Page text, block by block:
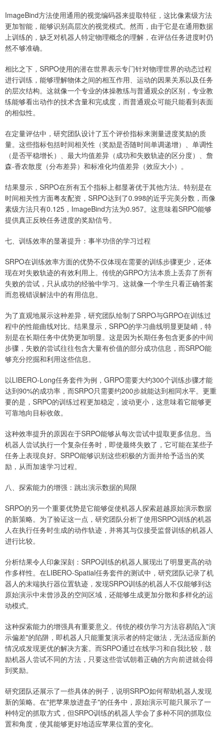
ImageBind方法使用通用的视觉编码器来提取特征，这比像素级方法
更加智能，能够识别高层次的视觉模式。然而，由于它是在通用数据
上训练的，缺乏对机器人特定物理概念的理解，在评估任务进度时仍
然不够准确。
相比之下，SRPO使用的潜在世界表示专门针对物理世界的动态过程
进行训练，能够理解物体之间的相互作用、运动的因果关系以及任务
的层次结构。这就像一个专业的体操教练与普通观众的区别，专业教
练能够看出动作的技术含量和完成度，而普通观众可能只能看到表面
的相似性。
在定量评估中，研究团队设计了五个评价指标来测量进度奖励的质
量。这些指标包括时间相关性（奖励是否随时间单调递增）、单调性
（是否平稳增长）、最大均值差异（成功和失败轨迹的区分度）、詹
森-香农散度（分布差异）和标准化均值差异（效应大小）。
结果显示，SRPO在所有五个指标上都显著优于其他方法。特别是在
时间相关性方面粤友配资，SRPO达到了0.998的近乎完美分数，而像
素级方法只有0.125，ImageBind方法为0.957。这意味着SRPO能够
提供真正反映任务进度的奖励信号。
七、训练效率的显著提升：事半功倍的学习过程
SRPO在训练效率方面的优势不仅体现在需要的训练步骤更少，还体
现在对失败轨迹的有效利用上。传统的GRPO方法本质上丢弃了所有
失败的尝试，只从成功的经验中学习。这就像一个学生只看正确答案
而忽视错误解法中的有用信息。
为了直观地展示这种差异，研究团队绘制了SRPO与GRPO在训练过
程中的性能曲线对比。结果显示，SRPO的学习曲线明显更陡峭，特
别是在长期任务中优势更加明显。这是因为长期任务包含更多的中间
步骤，失败的尝试往往包含大量有价值的部分成功信息，而SRPO能
够充分挖掘和利用这些信息。
以LIBERO-Long任务套件为例，GRPO需要大约300个训练步骤才能
达到90%的成功率，而SRPO只需要约200步就能达到相同水平。更重
要的是，SRPO的训练过程更加稳定，波动更小，这意味着它能够更
可靠地向目标收敛。
这种效率提升的原因在于SRPO能够从每次尝试中提取更多信息。当
机器人尝试执行一个复杂任务时，即使最终失败了，它可能在某些子
任务上表现良好。SRPO能够识别这些积极的方面并给予适当的奖
励，从而加速学习过程。
八、探索能力的增强：跳出演示数据的局限
SRPO的另一个重要优势是它能够促使机器人探索超越原始演示数据
的新策略。为了验证这一点，研究团队分析了使用SRPO训练的机器
人在执行任务时生成的动作轨迹，并将其与仅接受监督训练的机器人
进行比较。
分析结果令人印象深刻：SRPO训练的机器人展现出了明显更高的动
作多样性。在LIBERO-Spatial任务套件的测试中，研究团队记录了机
器人的末端执行器位置轨迹，发现SRPO训练的机器人不仅能够到达
原始演示中未曾涉及的空间区域，还能够生成更加分散和多样化的运
动模式。
这种探索能力的增强具有重要意义。传统的模仿学习方法容易陷入"演
示偏差"的陷阱，即机器人只能重复演示者的特定做法，无法适应新的
情况或发现更优的解决方案。而SRPO通过在线学习和自我比较，鼓
励机器人尝试不同的方法，只要这些尝试朝着正确的方向前进就会得
到奖励。
研究团队还展示了一些具体的例子，说明SRPO如何帮助机器人发现
新的策略。在"把苹果放进盘子"的任务中，原始演示可能只展示了一
种特定的抓取方式，但SRPO训练的机器人学会了多种不同的抓取位
置和角度，使其能够更好地适应苹果位置的变化。